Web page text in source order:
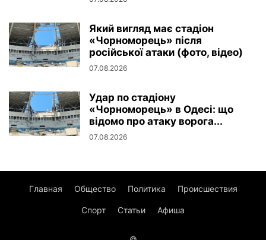
Який вигляд має стадіон
«Чорноморець» після
російської атаки (фото, відео)
07.08.2026
Удар по стадіону
«Чорноморець» в Одесі: що
відомо про атаку ворога...
07.08.2026
Главная Общество Политика Происшествия
Спорт Статьи Афиша